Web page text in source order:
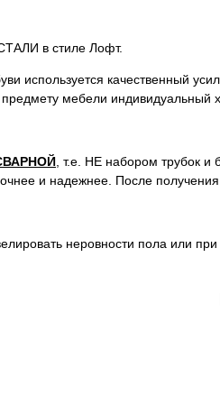
в стиле Лофт.
используется качественный
мебели индивидуальный
, т.е. НЕ набором трубок
и надежнее. После
неровности пола или